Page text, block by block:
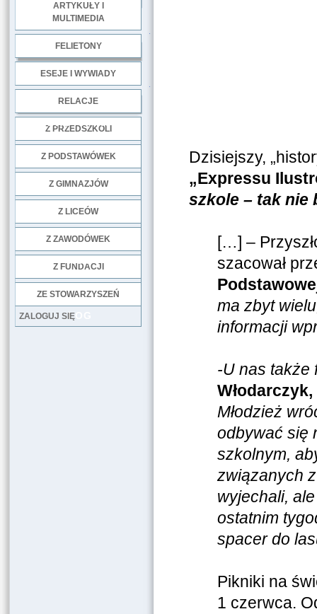
ARTYKUŁY I
MULTIMEDIA
FELIETONY
ESEJE I WYWIADY
RELACJE
Z PRZEDSZKOLI
Z PODSTAWÓWEK
Z GIMNAZJÓW
Z LICEÓW
Z ZAWODÓWEK
Z FUNDACJI
ZE STOWARZYSZEŃ
LOG
ZALOGUJ SIĘ
Dzisiejszy,
„Expressu
szkole – tak nie
[…] –
szacował
ma zbyt
informacji
-U nas także
Młodzież
odbywać się
szkolnym,
związanych
wyjechali,
ostatnim
spacer do
Pikniki na
1 czerwca.